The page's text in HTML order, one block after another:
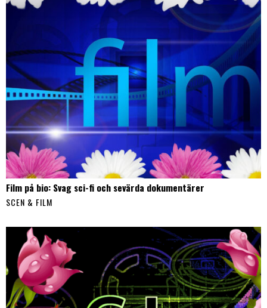
Film på bio: Svag sci-fi och sevärda dokumentärer
SCEN & FILM